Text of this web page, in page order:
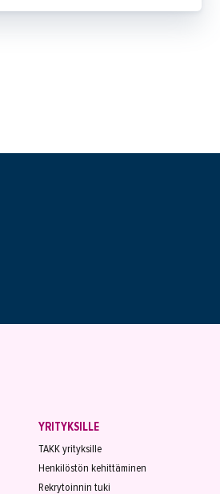
YRITYKSILLE
TAKK yrityksille
Henkilöstön kehittäminen
Rekrytoinnin tuki